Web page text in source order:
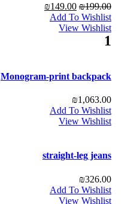
₪199.00
₪149.00
Add To Wishlist
View Wishlist
1
Monogram-print backpack
₪1,063.00
Add To Wishlist
View Wishlist
straight-leg jeans
₪326.00
Add To Wishlist
View Wishlist